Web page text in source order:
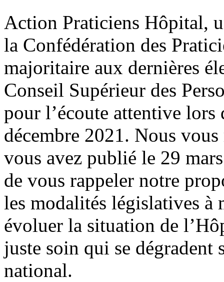
Action Praticiens Hôpital,
la Confédération des
majoritaire aux dernières
Conseil Supérieur des
pour l’écoute attentive
décembre 2021. Nous
vous avez publié le 29
de vous rappeler notre
les modalités législatives
évoluer la situation de
juste soin qui se dégradent
national.